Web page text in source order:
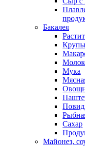
Бакалея
Крупы
Мука
Сахар
Майонез,